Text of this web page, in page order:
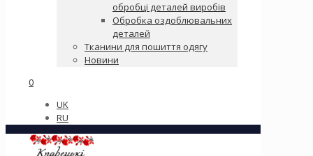
обробці деталей виробів
Обробка оздоблювальних
деталей
Тканини для пошиття одягу
Новини
0
UK
RU